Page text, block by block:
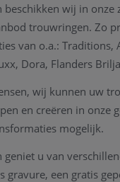
beschikken wij in onze
trouwringen. Zo
van o.a.: Traditions,
Dora, Flanders
wij kunnen uw
en creëren in onze
mogelijk.
geniet u van
gravure, een gratis